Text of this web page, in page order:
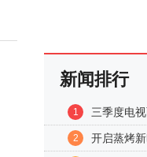
新闻排行
1 三季度电
2 开启蒸烤